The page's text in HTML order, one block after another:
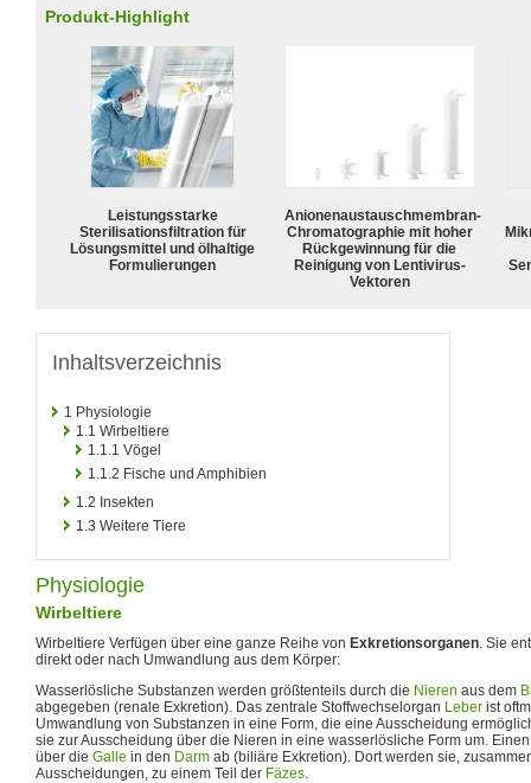
Produkt-Highlight
Leistungsstarke
Sterilisationsfiltration für
Lösungsmittel und ölhaltige
Formulierungen
Anionenaustauschmembran-
Chromatographie mit hoher
Rückgewinnung für die
Reinigung von Lentivirus-
Vektoren
Inhaltsverzeichnis
1 Physiologie
1.1 Wirbeltiere
1.1.1 Vögel
1.1.2 Fische und Amphibien
1.2 Insekten
1.3 Weitere Tiere
Physiologie
Wirbeltiere
Wirbeltiere Verfügen über eine ganze Reihe von Exkretionsorganen. Sie
direkt oder nach Umwandlung aus dem Körper:
Wasserlösliche Substanzen werden größtenteils durch die Nieren aus dem
abgegeben (renale Exkretion). Das zentrale Stoffwechselorgan Leber ist
Umwandlung von Substanzen in eine Form, die eine Ausscheidung
sie zur Ausscheidung über die Nieren in eine wasserlösliche Form um.
über die Galle in den Darm ab (biliäre Exkretion). Dort werden sie,
Ausscheidungen, zu einem Teil der Fäzes.